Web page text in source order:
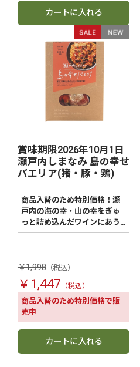
カートに入れる
賞味期限2026年10月1日
瀬戸内しまなみ 島の幸せ
パエリア(猪・豚・鶏)
商品入替のため特別価格！瀬
戸内の海の幸・山の幸をぎゅ
っと詰め込んだワインにあう
パエリア。
￥1,998
￥1,447
商品入替のため特別価格で販
売中
カートに入れる